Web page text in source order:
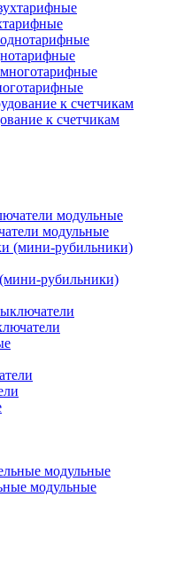
к счетчикам
модульные
рубильники)
модульные